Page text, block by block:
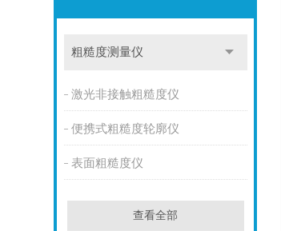
粗糙度测量仪
激光非接触粗糙度仪
便携式粗糙度轮廓仪
表面粗糙度仪
查看全部